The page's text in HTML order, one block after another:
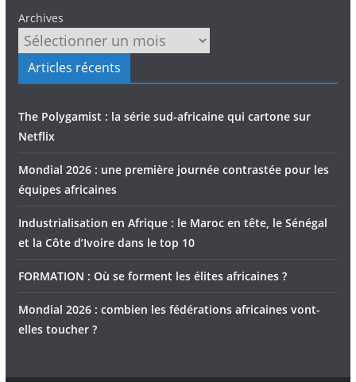
Archives
Articles récents
The Polygamist : la série sud-africaine qui cartone sur
Netflix
Mondial 2026 : une première journée contrastée pour les
équipes africaines
Industrialisation en Afrique : le Maroc en tête, le Sénégal
et la Côte d’Ivoire dans le top 10
FORMATION : Où se forment les élites africaines ?
Mondial 2026 : combien les fédérations africaines vont-
elles toucher ?